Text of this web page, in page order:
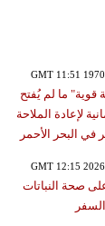
قوية" ما لم يُفتح
لإعادة الملاحة
في البحر الأحمر
صحة النباتات